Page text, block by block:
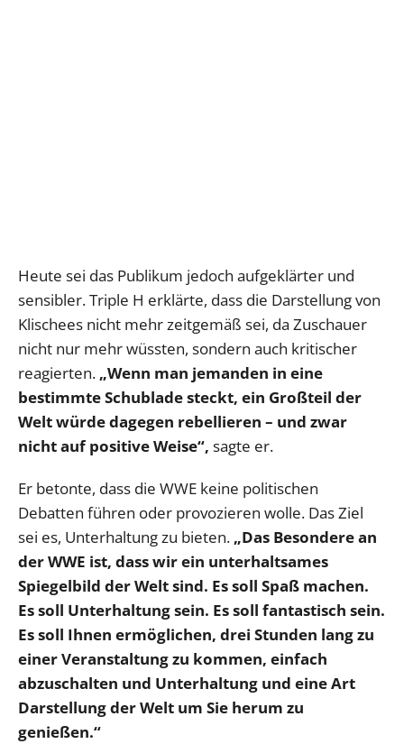
Heute sei das Publikum jedoch aufgeklärter und
sensibler. Triple H erklärte, dass die Darstellung von
Klischees nicht mehr zeitgemäß sei, da Zuschauer
nicht nur mehr wüssten, sondern auch kritischer
reagierten. „Wenn man jemanden in eine
bestimmte Schublade steckt, ein Großteil der
Welt würde dagegen rebellieren – und zwar
nicht auf positive Weise“, sagte er.
Er betonte, dass die WWE keine politischen
Debatten führen oder provozieren wolle. Das Ziel
sei es, Unterhaltung zu bieten. „Das Besondere an
der WWE ist, dass wir ein unterhaltsames
Spiegelbild der Welt sind. Es soll Spaß machen.
Es soll Unterhaltung sein. Es soll fantastisch sein.
Es soll Ihnen ermöglichen, drei Stunden lang zu
einer Veranstaltung zu kommen, einfach
abzuschalten und Unterhaltung und eine Art
Darstellung der Welt um Sie herum zu
genießen.“